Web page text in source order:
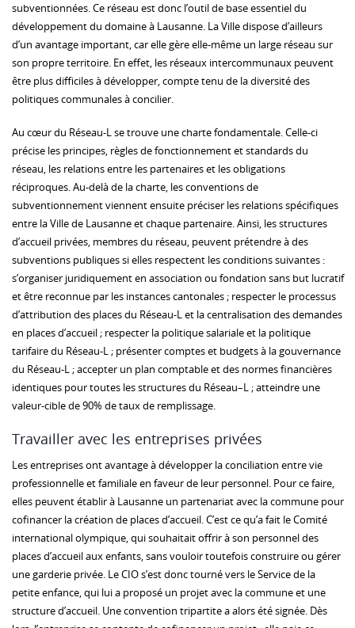
subventionnées. Ce réseau est donc l’outil de base essentiel du
développement du domaine à Lausanne. La Ville dispose d’ailleurs
d’un avantage important, car elle gère elle-même un large réseau sur
son propre territoire. En effet, les réseaux intercommunaux peuvent
être plus difficiles à développer, compte tenu de la diversité des
politiques communales à concilier.
Au cœur du Réseau-L se trouve une charte fondamentale. Celle-ci
précise les principes, règles de fonctionnement et standards du
réseau, les relations entre les partenaires et les obligations
réciproques. Au-delà de la charte, les conventions de
subventionnement viennent ensuite préciser les relations spécifiques
entre la Ville de Lausanne et chaque partenaire. Ainsi, les structures
d’accueil privées, membres du réseau, peuvent prétendre à des
subventions publiques si elles respectent les conditions suivantes :
s’organiser juridiquement en association ou fondation sans but lucratif
et être reconnue par les instances cantonales ; respecter le processus
d’attribution des places du Réseau-L et la centralisation des demandes
en places d’accueil ; respecter la politique salariale et la politique
tarifaire du Réseau-L ; présenter comptes et budgets à la gouvernance
du Réseau-L ; accepter un plan comptable et des normes financières
identiques pour toutes les structures du Réseau–L ; atteindre une
valeur-cible de 90% de taux de remplissage.
Travailler avec les entreprises privées
Les entreprises ont avantage à développer la conciliation entre vie
professionnelle et familiale en faveur de leur personnel. Pour ce faire,
elles peuvent établir à Lausanne un partenariat avec la commune pour
cofinancer la création de places d’accueil. C’est ce qu’a fait le Comité
international olympique, qui souhaitait offrir à son personnel des
places d’accueil aux enfants, sans vouloir toutefois construire ou gérer
une garderie privée. Le CIO s’est donc tourné vers le Service de la
petite enfance, qui lui a proposé un projet avec la commune et une
structure d’accueil. Une convention tripartite a alors été signée. Dès